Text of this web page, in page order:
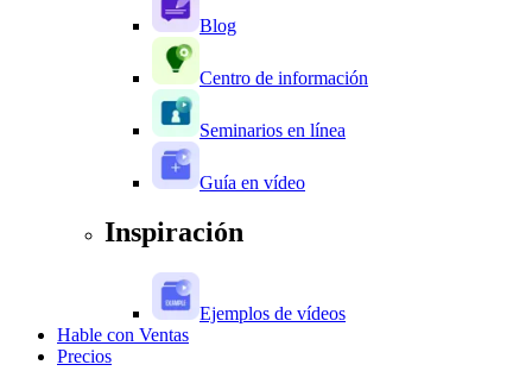
Blog
Centro de información
Seminarios en línea
Guía en vídeo
Inspiración
Ejemplos de vídeos
Hable con Ventas
Precios